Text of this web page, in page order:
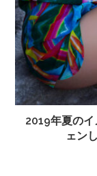
2019年夏の
ェン